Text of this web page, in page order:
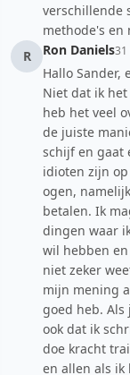
verschillende
methode's en
R
Ron Daniels31
Hallo Sander,
Niet dat ik
heb het veel
de juiste
schijf en gaat
idioten zijn
ogen,
betalen. Ik
dingen waar
wil hebben
niet zeker
mijn mening
goed heb.
ook dat ik
doe kracht
en allen als